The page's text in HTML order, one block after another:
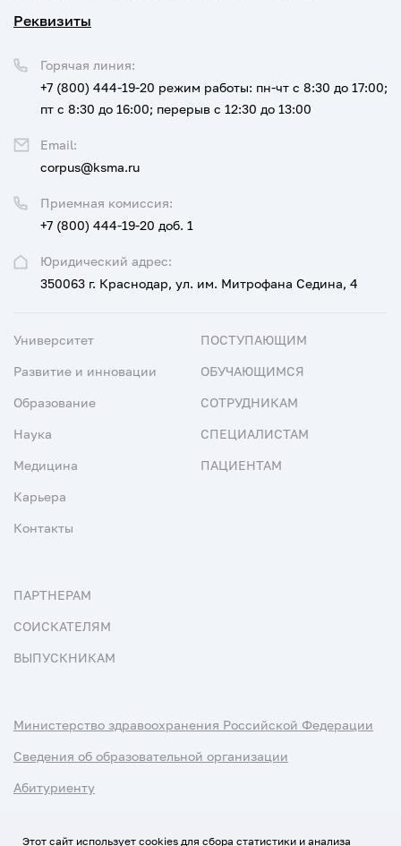
Реквизиты
Юридический адрес:
350063 г. Краснодар, ул. им. Митрофана Седина, 4
Приемная комиссия:
+7 (800) 444-19-20 доб. 1
Горячая линия:
+7 (800) 444-19-20 режим работы: пн-чт с 8:30 до 17:00;
пт с 8:30 до 16:00; перерыв с 12:30 до 13:00
Email:
corpus@ksma.ru
Университет
Развитие и инновации
Образование
Наука
Медицина
Карьера
Контакты
ПОСТУПАЮЩИМ
ОБУЧАЮЩИМСЯ
СОТРУДНИКАМ
СПЕЦИАЛИСТАМ
ПАЦИЕНТАМ
ПАРТНЕРАМ
СОИСКАТЕЛЯМ
ВЫПУСКНИКАМ
Министерство здравоохранения Российской Федерации
Сведения об образовательной организации
Абитуриенту
Этот сайт использует cookies для сбора статистики и анализа